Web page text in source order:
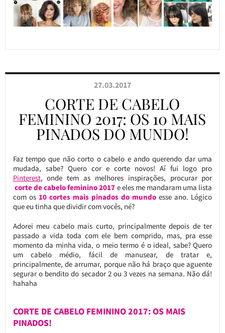
27.03.2017
CORTE DE CABELO
FEMININO 2017: OS 10 MAIS
PINADOS DO MUNDO!
Faz tempo que não corto o cabelo e ando querendo dar uma
mudada, sabe? Quero cor e corte novos! Aí fui logo pro
Pinterest, onde tem as melhores inspirações, procurar por
corte de cabelo feminino 2017 e eles me mandaram uma lista
com os 10 cortes mais pinados do mundo esse ano. Lógico
que eu tinha que dividir com vocês, né?
Adorei meu cabelo mais curto, principalmente depois de ter
passado a vida toda com ele bem comprido, mas, pra esse
momento da minha vida, o meio termo é o ideal, sabe? Quero
um cabelo médio, fácil de manusear, de tratar e,
principalmente, de arrumar, porque não há braço que aguente
segurar o bendito do secador 2 ou 3 vezes na semana. Não dá!
hahaha
CORTE DE CABELO FEMININO 2017: OS MAIS
PINADOS!